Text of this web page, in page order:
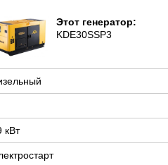
Этот генератор:
KDE30SSP3
кВт